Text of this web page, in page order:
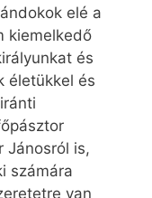
elé a
kiemelkedő
és
életükkel és
Jánosról is,
számára
van